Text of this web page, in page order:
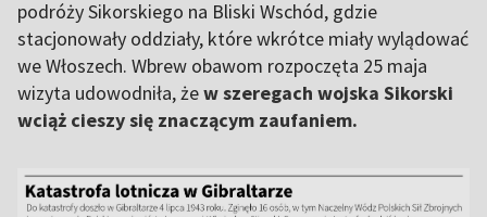
podróży Sikorskiego na Bliski Wschód, gdzie
stacjonowały oddziały, które wkrótce miały wylądować
we Włoszech. Wbrew obawom rozpoczęta 25 maja
wizyta udowodniła, żew szeregach wojska Sikorski
wciąż cieszy się znaczącym zaufaniem.